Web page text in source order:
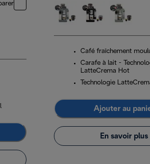
Café fraîchement
Carafe à lait -
LatteCrema Hot
Technologie
Ajouter au
En savoir plus